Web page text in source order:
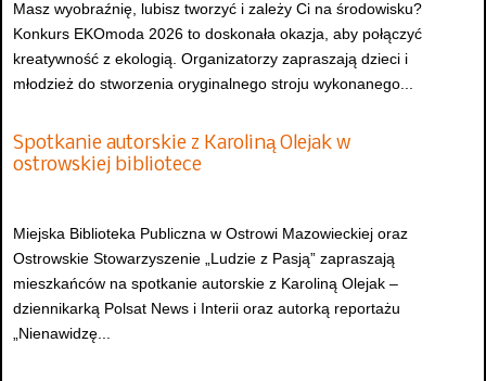
Masz wyobraźnię, lubisz tworzyć i zależy Ci na środowisku?
Konkurs EKOmoda 2026 to doskonała okazja, aby połączyć
kreatywność z ekologią. Organizatorzy zapraszają dzieci i
młodzież do stworzenia oryginalnego stroju wykonanego...
Spotkanie autorskie z Karoliną Olejak w
ostrowskiej bibliotece
Miejska Biblioteka Publiczna w Ostrowi Mazowieckiej oraz
Ostrowskie Stowarzyszenie „Ludzie z Pasją” zapraszają
mieszkańców na spotkanie autorskie z Karoliną Olejak –
dziennikarką Polsat News i Interii oraz autorką reportażu
„Nienawidzę...